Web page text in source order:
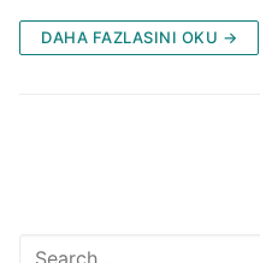
DAHA FAZLASINI OKU →
Arama: